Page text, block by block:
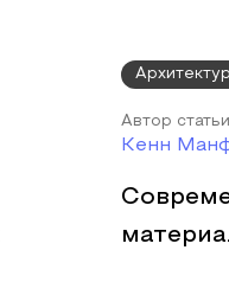
Автор статьи
Кенн